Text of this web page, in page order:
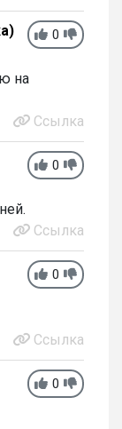
0
на
Ссылка
0
Ссылка
0
Ссылка
0